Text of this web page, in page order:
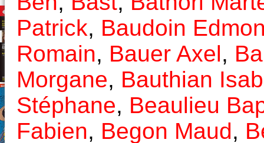
Patrick, Baudoin
Romain, Bauer Axel,
Morgane, Bauthian
Stéphane, Beaulieu
Fabien, Begon Maud,